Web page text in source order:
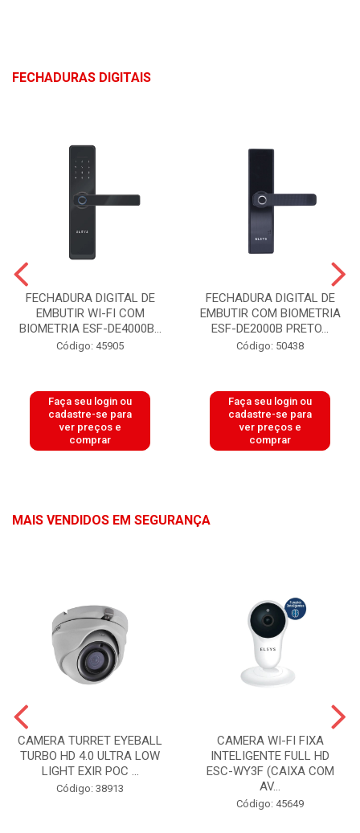
FECHADURAS DIGITAIS
FECHADURA DIGITAL DE
EMBUTIR WI-FI COM
BIOMETRIA ESF-DE4000B...
Código: 45905
Faça seu login ou
cadastre-se para
ver preços e
comprar
FECHADURA DIGITAL DE
EMBUTIR COM BIOMETRIA
ESF-DE2000B PRETO...
Código: 50438
Faça seu login ou
cadastre-se para
ver preços e
comprar
MAIS VENDIDOS EM SEGURANÇA
CAMERA TURRET EYEBALL
TURBO HD 4.0 ULTRA LOW
LIGHT EXIR POC ...
Código: 38913
CAMERA WI-FI FIXA
INTELIGENTE FULL HD
ESC-WY3F (CAIXA COM
AV...
Código: 45649